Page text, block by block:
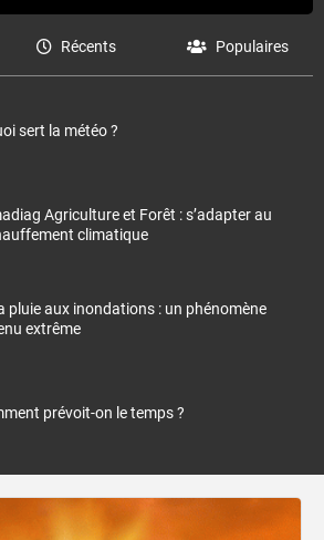
Récents Populaires
sert la météo ?
Agriculture et Forêt : s’adapter au
climatique
pluie aux inondations : un phénomène
extrême
prévoit-on le temps ?